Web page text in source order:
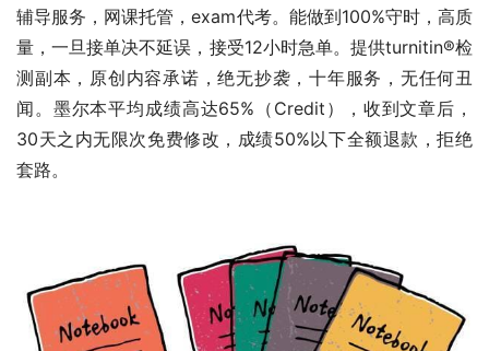
辅导服务，网课托管，exam代考。能做到100%守时，高质
量，一旦接单决不延误，接受12小时急单。提供turnitin®检
测副本，原创内容承诺，绝无抄袭，十年服务，无任何丑
闻。墨尔本平均成绩高达65%（Credit），收到文章后，
30天之内无限次免费修改，成绩50%以下全额退款，拒绝
套路。